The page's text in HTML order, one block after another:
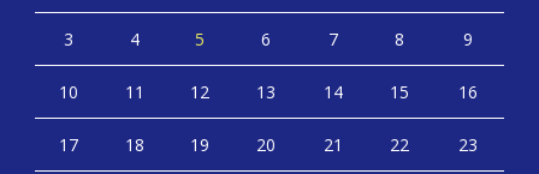
3 4 5 6 7 8 9
10 11 12 13 14 15 16
17 18 19 20 21 22 23